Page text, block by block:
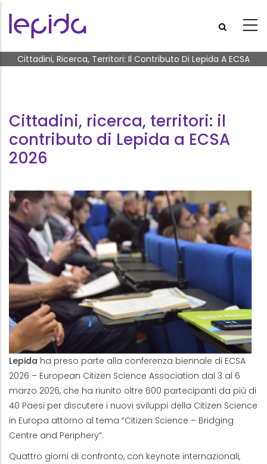
Briciole di pane
Cittadini, Ricerca, Territori: Il Contributo Di Lepida A ECSA
Cittadini, ricerca, territori: il
contributo di Lepida a ECSA
2026
Lepida ha preso parte alla conferenza biennale di ECSA
2026 – European Citizen Science Association dal 3 al 6
marzo 2026, che ha riunito oltre 600 partecipanti da più di
40 Paesi per discutere i nuovi sviluppi della Citizen Science
in Europa attorno al tema “Citizen Science – Bridging
Centre and Periphery”.
Quattro giorni di confronto, con keynote internazionali,